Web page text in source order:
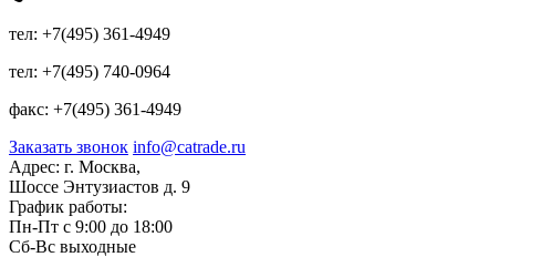
тел: +7(495) 361-4949
тел: +7(495) 740-0964
факс: +7(495) 361-4949
Заказать звонок info@catrade.ru
Адрес: г. Москва,
Шоссе Энтузиастов д. 9
График работы:
Пн-Пт с 9:00 до 18:00
Сб-Вс выходные